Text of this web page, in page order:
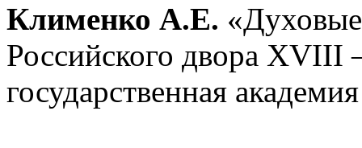
Клименко А.Е.
Российского двора XVIII
государственная